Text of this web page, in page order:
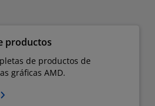
productos
de productos de
gráficas AMD.